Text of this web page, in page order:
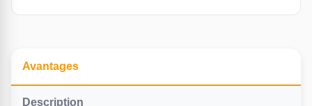
Avantages
Description